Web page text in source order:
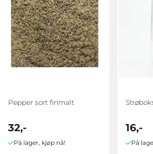
Pepper sort finmalt
32,-
På lager, kjøp nå!
16,-
På